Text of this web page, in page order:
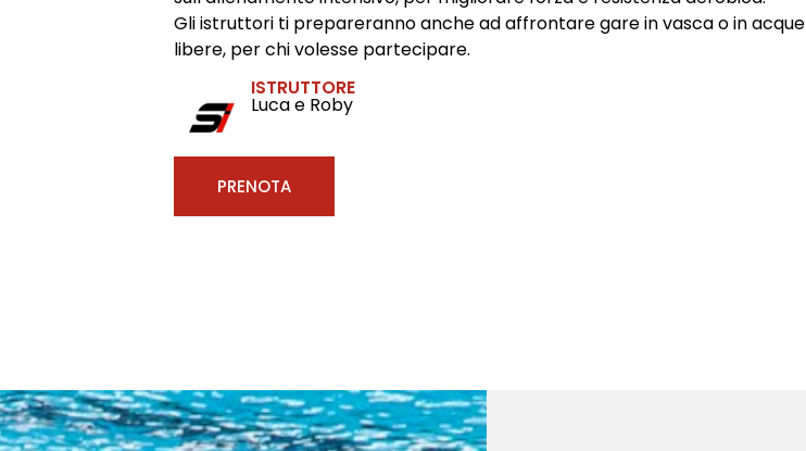
Gli istruttori ti prepareranno anche ad affrontare gare in vasca o in acque
libere, per chi volesse partecipare.
ISTRUTTORE
Luca e Roby
PRENOTA